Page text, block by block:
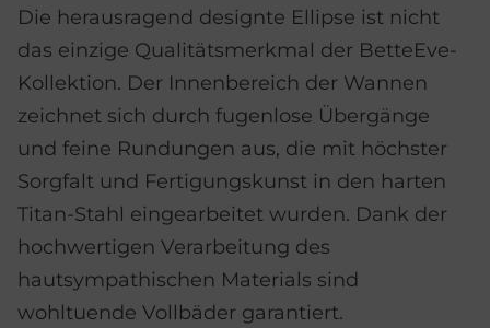
Die herausragend designte Ellipse ist nicht
das einzige Qualitätsmerkmal der BetteEve-
Kollektion. Der Innenbereich der Wannen
zeichnet sich durch fugenlose Übergänge
und feine Rundungen aus, die mit höchster
Sorgfalt und Fertigungskunst in den harten
Titan-Stahl eingearbeitet wurden. Dank der
hochwertigen Verarbeitung des
hautsympathischen Materials sind
wohltuende Vollbäder garantiert.